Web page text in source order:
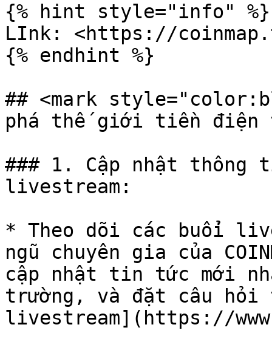
{% hint style="info" %}
LInk: <https://
{% endhint %}
## <mark
phá thế giới tiền điện tử
### 1. Cập nhật thông
livestream:
* Theo dõi các buổi
ngũ chuyên gia của
cập nhật tin tức mới
trường, và đặt câu
livestream](https://